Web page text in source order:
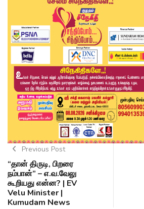
Previous Post
“தான் திருடி, பிறரை
நம்பான்” – எ.வ.வேலு
கூறியது என்ன? | EV
Velu Minister |
Kumudam News